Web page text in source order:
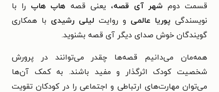
قسمت دوم شهر آی قصه، یعنی قصه هاپ هاپ را با
نویسندگی پوریا عالمی و روایت لیلی رشیدی با همکاری
گویندگان خوش صدای دیگر آی قصه بشنوید.
همه‌مان می‌دانیم قصه‌ها چقدر می‌توانند در پرورش
شخصیت کودک اثرگذار و مفید باشند. به کمک آن‌‌ها
می‌توان مهارت‌های ارتباطی و اجتماعی را در کودکان تقویت